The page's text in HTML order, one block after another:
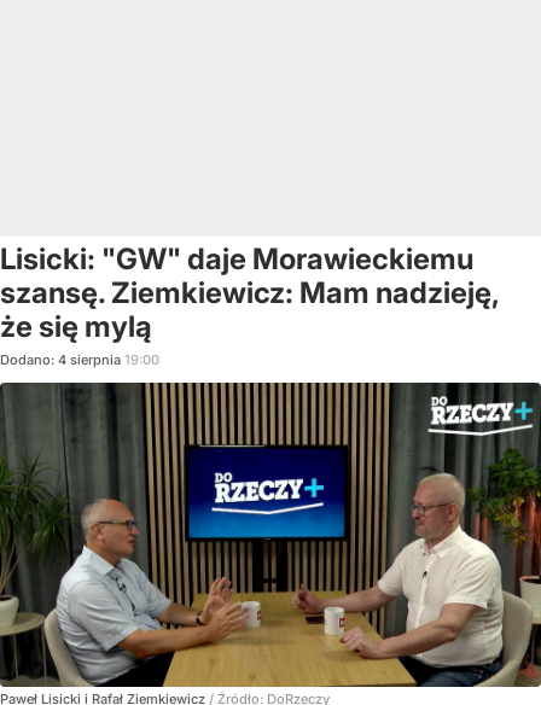
Lisicki: "GW" daje Morawieckiemu
szansę. Ziemkiewicz: Mam nadzieję,
że się mylą
Dodano: 4 sierpnia 19:00
Paweł Lisicki i Rafał Ziemkiewicz / Źródło: DoRzeczy